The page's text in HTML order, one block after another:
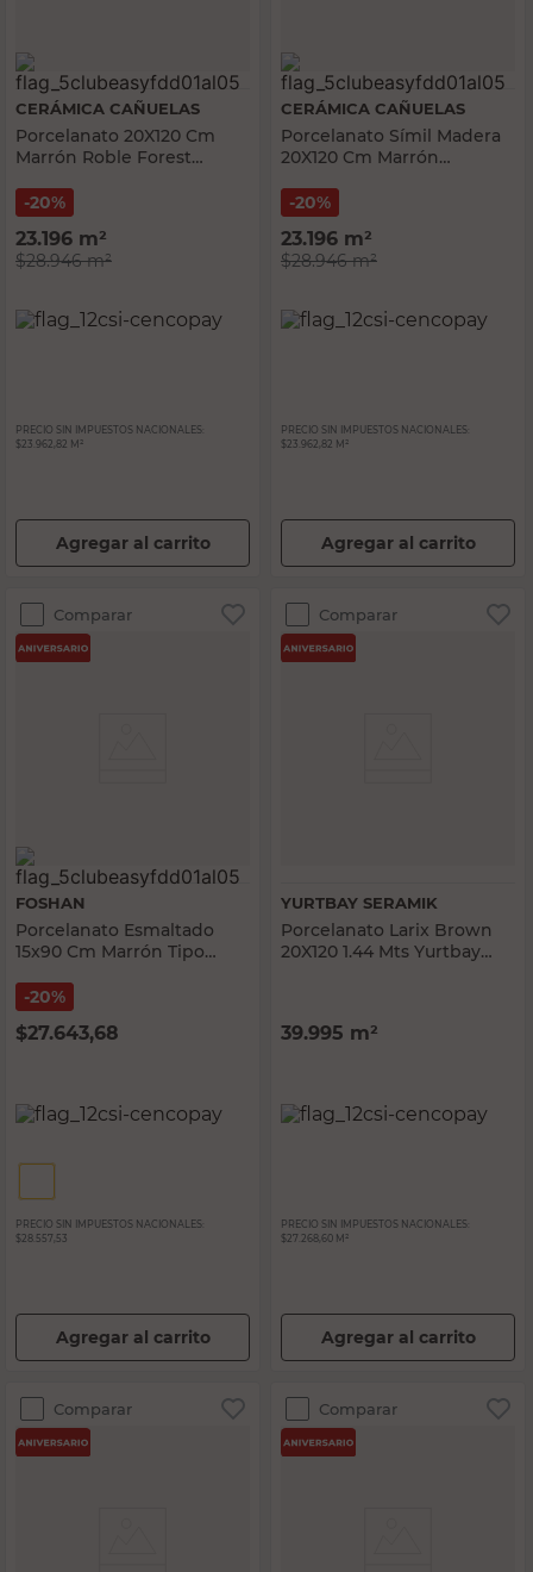
CERÁMICA CAÑUELAS
Porcelanato 20X120 Cm
Marrón Roble Forest
Cañuelas
20%
23.196 m²
$28.946m²
PRECIO SIN IMPUESTOS NACIONALES:
$23.962,82 M²
Agregar al carrito
CERÁMICA CAÑUELAS
Porcelanato Símil Madera
20X120 Cm Marrón
20%
23.196 m²
$28.946m²
PRECIO SIN IMPUESTOS NACIONALES:
$23.962,82 M²
Agregar al carrito
Comparar
FOSHAN
Porcelanato Esmaltado
15x90 Cm Marrón Tipo
20%
$27.643,68
PRECIO SIN IMPUESTOS NACIONALES:
$28.557,53
Agregar al carrito
Comparar
YURTBAY SERAMIK
Porcelanato Larix Brown
20X120 1.44 Mts Yurtbay
39.995 m²
PRECIO SIN IMPUESTOS NACIONALES:
$27.268,60 M²
Agregar al carrito
Comparar Comparar